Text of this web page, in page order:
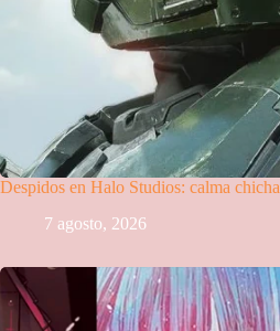
Despidos en Halo Studios: calma chicha
7 agosto, 2026